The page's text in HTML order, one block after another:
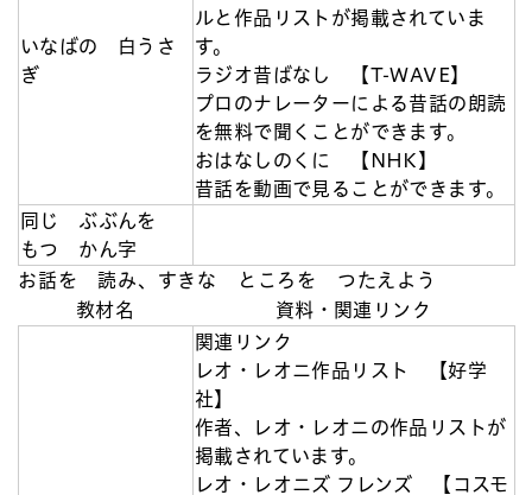
いなばの 白うさ
ぎ
ルと作品リストが掲載されていま
す。
ラジオ昔ばなし 【T-WAVE】
プロのナレーターによる昔話の朗読
を無料で聞くことができます。
おはなしのくに 【NHK】
昔話を動画で見ることができます。
同じ ぶぶんを
もつ かん字
お話を 読み、すきな ところを つたえよう
教材名
資料・関連リンク
関連リンク
レオ・レオニ作品リスト 【好学
社】
作者、レオ・レオニの作品リストが
掲載されています。
レオ・レオニズ フレンズ 【コスモ